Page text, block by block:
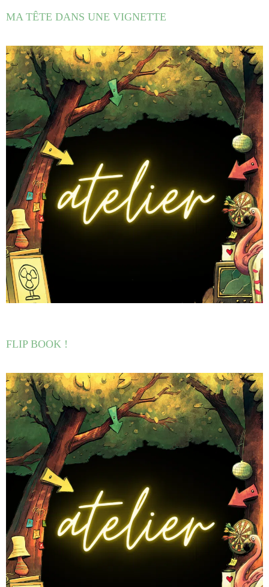
MA TÊTE DANS UNE VIGNETTE
FLIP BOOK !